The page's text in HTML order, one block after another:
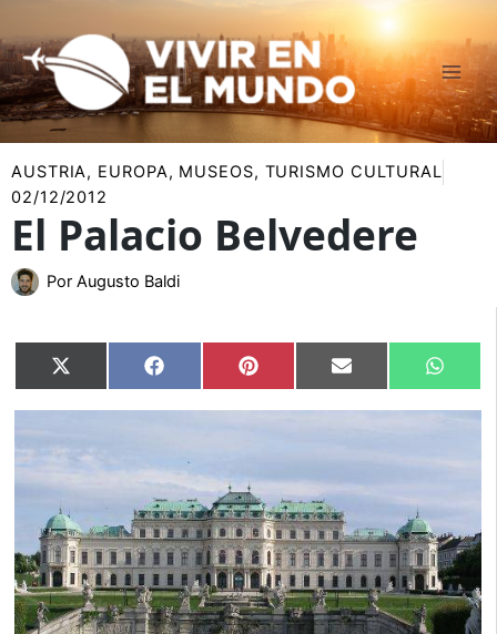
al
contenido
AUSTRIA, EUROPA, MUSEOS, TURISMO CULTURAL
02/12/2012
El Palacio Belvedere
Por Augusto Baldi
Compartir
en
X
(Twitter)
Compartir
en
Facebook Compartir
en
Pinterest Compartir
en
Email
en